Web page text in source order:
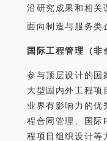
沿研究成果和相关
面向制造与服务类
国际工程管理（非
参与顶层设计的国
大型国内外工程项
业界有影响力的优
程合同管理、国际
程项目组织设计等